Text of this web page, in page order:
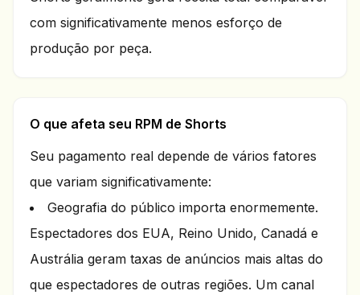
com significativamente menos esforço de
produção por peça.
O que afeta seu RPM de Shorts
Seu pagamento real depende de vários fatores
que variam significativamente:
Geografia do público importa enormemente.
Espectadores dos EUA, Reino Unido, Canadá e
Austrália geram taxas de anúncios mais altas do
que espectadores de outras regiões. Um canal